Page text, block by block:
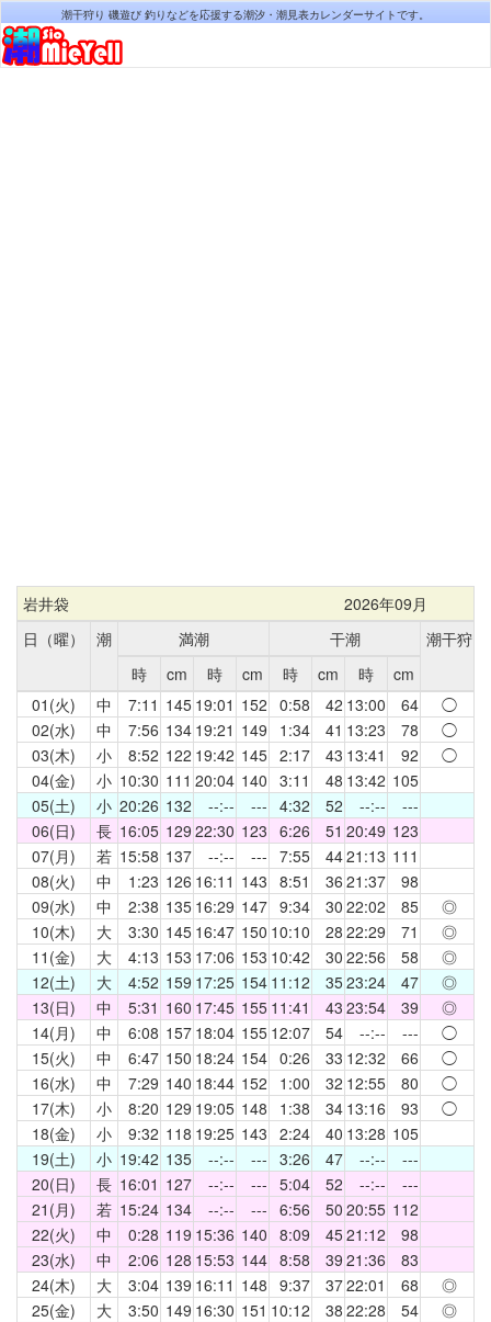
潮干狩り 磯遊び 釣りなどを応援する潮汐・潮見表カレンダーサイトです。
岩井袋
2026年09月
日（曜）
潮 満潮 干潮 潮干狩
時
cm 時 cm 時 cm 時
cm
01(火)
中 7:11 145 19:01 152 0:58 42 13:00 64 ◯
02(水)
中 7:56 134 19:21 149 1:34 41 13:23 78 ◯
03(木)
小 8:52 122 19:42 145 2:17 43 13:41 92 ◯
04(金)
小 10:30 111 20:04 140 3:11 48 13:42 105
05(土)
小 20:26 132 --:-- --- 4:32 52 --:-- ---
06(日)
長 16:05 129 22:30 123 6:26 51 20:49 123
07(月)
若 15:58 137 --:-- --- 7:55 4421:13 111
08(火)
中 1:23 126 16:11 143 8:51 36 21:37 98
09(水)
中 2:38 135 16:29 147 9:34 30 22:02 85 ◎
10(木)
大 3:30 145 16:47 150 10:10 28 22:29 71 ◎
11(金)
大 4:13 153 17:06 153 10:42 30 22:56 58 ◎
12(土)
大 4:52 159 17:25 154 11:12 3523:24 47 ◎
13(日)
中 5:31 160 17:45 155 11:41 43 23:54 39 ◎
14(月)
中 6:08 157 18:04 155 12:07 54 --:-- --- ◯
15(火)
中 6:47 150 18:24 154 0:26 33 12:32 66 ◯
16(水)
中 7:29 140 18:44 152 1:00 32 12:55 80 ◯
17(木)
小 8:20 129 19:05 148 1:38 34 13:16 93 ◯
18(金)
小 9:32 118 19:25 143 2:24 40 13:28 105
19(土)
小 19:42 135 --:-- --- 3:26 47 --:-- ---
20(日)
長 16:01 127 --:-- --- 5:04 52 --:-- ---
21(月)
若 15:24 134 --:-- --- 6:56 50 20:55 112
22(火)
中 0:28 119 15:36 140 8:09 4521:12 98
23(水)
中 2:06 128 15:53 144 8:58 39 21:36 83
24(木)
大 3:04 139 16:11 148 9:37 3722:01 68 ◎
25(金)
大 3:50 149 16:30 151 10:12 38 22:28 54 ◎